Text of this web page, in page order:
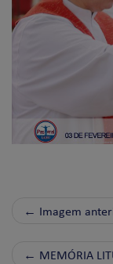
← Imagem
← MEMÓRIA